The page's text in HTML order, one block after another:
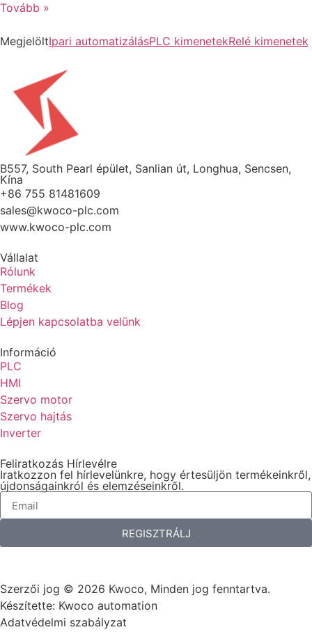
Tovább »
MegjelöltIpari automatizálásPLC kimenetekRelé kimenetek
B557, South Pearl épület, Sanlian út, Longhua, Sencsen,
Kína
+86 755 81481609
sales@kwoco-plc.com
www.kwoco-plc.com
Vállalat
Rólunk
Termékek
Blog
Lépjen kapcsolatba velünk
Információ
PLC
HMI
Szervo motor
Szervo hajtás
Inverter
Feliratkozás Hírlevélre
Iratkozzon fel hírlevelünkre, hogy értesüljön termékeinkről,
újdonságainkról és elemzéseinkről.
REGISZTRÁLJ
Szerzői jog © 2026 Kwoco, Minden jog fenntartva.
Készítette: Kwoco automation
Adatvédelmi szabályzat